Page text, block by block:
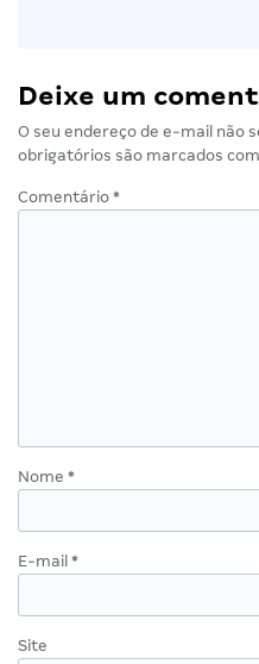
Deixe um
O seu endereço de e-mail não
obrigatórios são marcados com
Comentário *
Nome *
E-mail *
Site